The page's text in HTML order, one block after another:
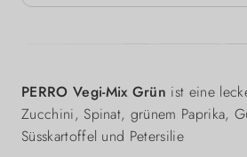
PERRO Vegi-Mix Grün ist eine
Zucchini, Spinat, grünem Paprika,
Süsskartoffel und Petersilie